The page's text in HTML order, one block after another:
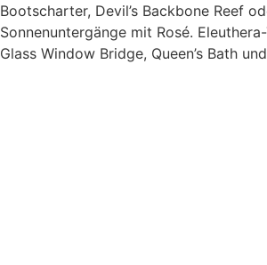
Bootscharter, Devil’s Backbone Reef
Sonnenuntergänge mit Rosé.
Glass Window Bridge, Queen’s Bath